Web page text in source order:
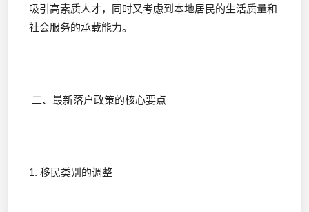
吸引高素质人才，同时又考虑到本地居民的生活质量和
社会服务的承载能力。
二、最新落户政策的核心要点
1. 移民类别的调整